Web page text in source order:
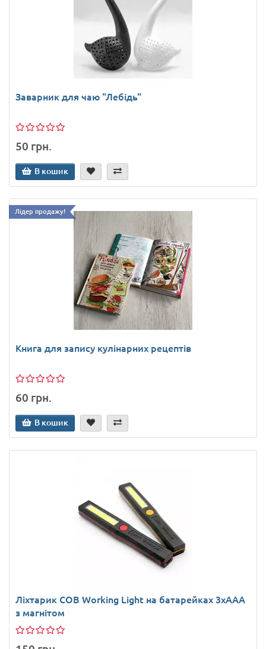
Заварник для чаю "Лебідь"
50 грн.
В кошик
Лідер продажу!
Книга для запису кулінарних рецептів
60 грн.
В кошик
Ліхтарик COB Working Light на батарейках 3xAAA
з магнітом